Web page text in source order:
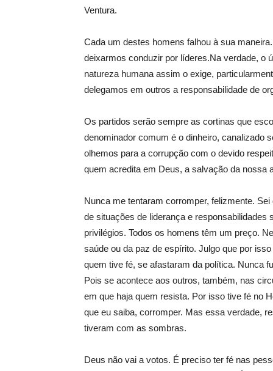
Ventura.
Cada um destes homens falhou à sua
deixarmos conduzir por líderes.Na verdade, o
natureza humana assim o exige,
delegamos em outros a responsabilidade de
Os partidos serão sempre as cortinas que
denominador comum é o dinheiro, canalizado
olhemos para a corrupção com o devido
quem acredita em Deus, a salvação da nossa
Nunca me tentaram corromper, felizmente.
de situações de liderança e
privilégios. Todos os homens têm um preço.
saúde ou da paz de espírito. Julgo que por
quem tive fé, se afastaram da política. Nunca
Pois se acontece aos outros, também, nas
em que haja quem resista. Por isso tive fé no
que eu saiba, corromper. Mas essa verdade,
tiveram com as sombras.
Deus não vai a votos. É preciso ter fé nas